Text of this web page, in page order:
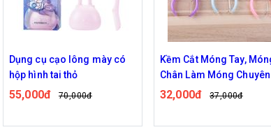
cụ cạo lông mày có
hình tai thỏ
70,000đ
Kềm Cắt Móng Tay, Móng
Chân Làm Móng Chuyên
Dụng Nhiều Màu Tiện Lợi
32,000đ 37,000đ